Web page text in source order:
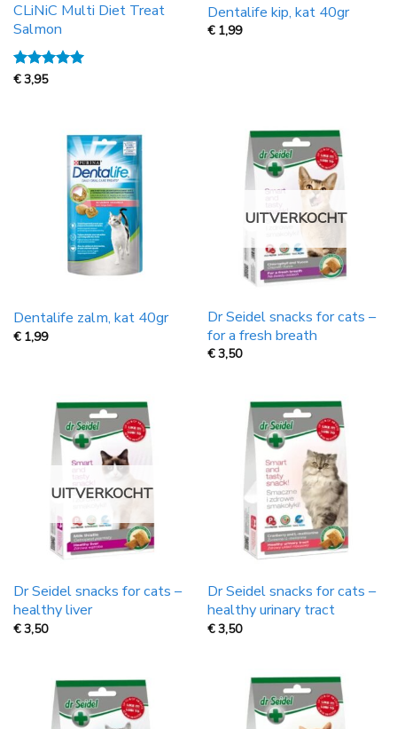
CLiNiC Multi Diet Treat
Salmon
Gewaardeerd
€3,95
Dentalife kip, kat 40gr
€ 1,99
Dentalife zalm, kat 40gr
€ 1,99
UITVERKOCHT
Dr Seidel snacks for cats –
for a fresh breath
€3,50
UITVERKOCHT
Dr Seidel snacks for cats –
healthy liver
€3,50
Dr Seidel snacks for cats –
healthy urinary tract
€3,50